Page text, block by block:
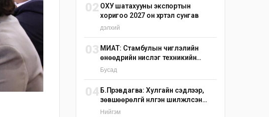
02 ОХУ шатахууны экспортын
хоригоо 2027 он хүртэл сунгав
дэлхий
03 МИАТ: Стамбулын чиглэлийн
өнөөдрийн нислэг техникийн
шалтгаанаар цуцлагдлаа
Бусад
04 Б.Пүрэвдагва: Хулгайн сэдлээр,
зөвшөөрөлгүй нүүлгэн шилжүүлсэн
С.Зоригийн хөшөөг өнөөдрийн
Нийгэм